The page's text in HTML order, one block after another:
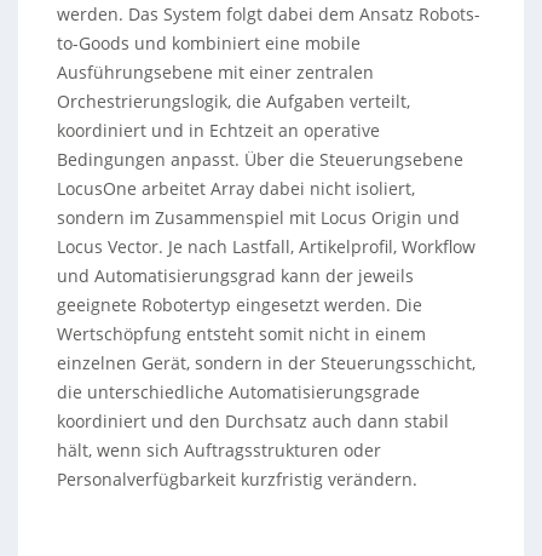
werden. Das System folgt dabei dem Ansatz Robots-
to-Goods und kombiniert eine mobile
Ausführungsebene mit einer zentralen
Orchestrierungslogik, die Aufgaben verteilt,
koordiniert und in Echtzeit an operative
Bedingungen anpasst. Über die Steuerungsebene
LocusOne arbeitet Array dabei nicht isoliert,
sondern im Zusammenspiel mit Locus Origin und
Locus Vector. Je nach Lastfall, Artikelprofil, Workflow
und Automatisierungsgrad kann der jeweils
geeignete Robotertyp eingesetzt werden. Die
Wertschöpfung entsteht somit nicht in einem
einzelnen Gerät, sondern in der Steuerungsschicht,
die unterschiedliche Automatisierungsgrade
koordiniert und den Durchsatz auch dann stabil
hält, wenn sich Auftragsstrukturen oder
Personalverfügbarkeit kurzfristig verändern.